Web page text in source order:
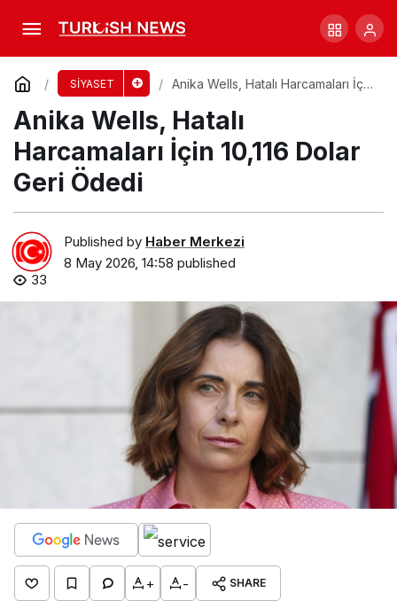
SİYASET
Anika Wells, Hatalı Harcamaları İçin
Anika Wells, Hatalı
Harcamaları İçin 10,116 Dolar
Geri Ödedi
Published by Haber Merkezi
8 May 2026, 14:58 published
33
+ - SHARE
Farrer Seçimi: Siyasi Tarihin Dönüm Noktası
mı? Comment Share